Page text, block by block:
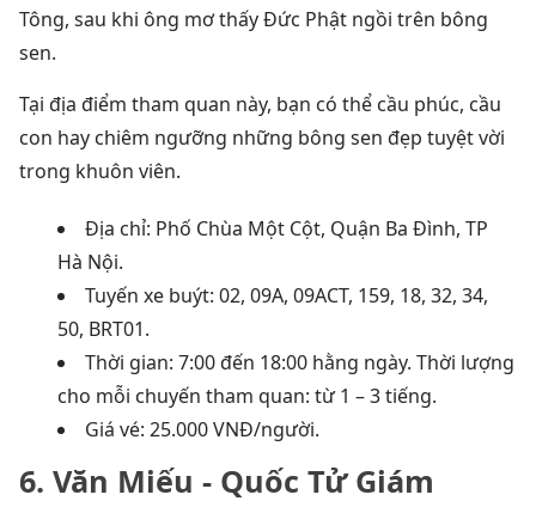
Tông, sau khi ông mơ thấy Đức Phật ngồi trên bông
sen.
Tại địa điểm tham quan này, bạn có thể cầu phúc, cầu
con hay chiêm ngưỡng những bông sen đẹp tuyệt vời
trong khuôn viên.
Địa chỉ: Phố Chùa Một Cột, Quận Ba Đình, TP
Hà Nội.
Tuyến xe buýt: 02, 09A, 09ACT, 159, 18, 32, 34,
50, BRT01.
Thời gian: 7:00 đến 18:00 hằng ngày. Thời lượng
cho mỗi chuyến tham quan: từ 1 – 3 tiếng.
Giá vé: 25.000 VNĐ/người.
6. Văn Miếu - Quốc Tử Giám